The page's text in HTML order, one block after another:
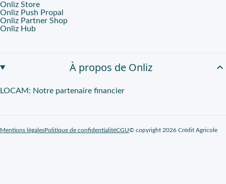
Onliz Store
Onliz Push Propal
Onliz Partner Shop
Onliz Hub
À propos de Onliz
LOCAM: Notre partenaire financier
Mentions légalesPolitique de confidentialitéCGU© copyright 2026 Crédit Agricole